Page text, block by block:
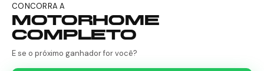
CONCORRA A
MOTORHOME
COMPLETO
E se o próximo ganhador for você?